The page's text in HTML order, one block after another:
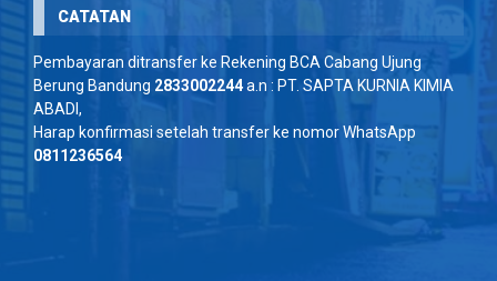
CATATAN
Pembayaran ditransfer ke Rekening BCA Cabang Ujung
Berung Bandung 2833002244a.n : PT. SAPTA KURNIA KIMIA
ABADI,
Harap konfirmasi setelah transfer ke nomor WhatsApp
0811236564